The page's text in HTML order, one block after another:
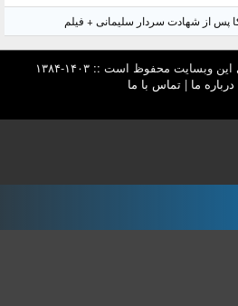
پس از شهادت سردار سلیمانی + فیلم
وبسایت محفوظ است :: ۱۴۰۳-۱۳۸۴
درباره ما |تماس با ما